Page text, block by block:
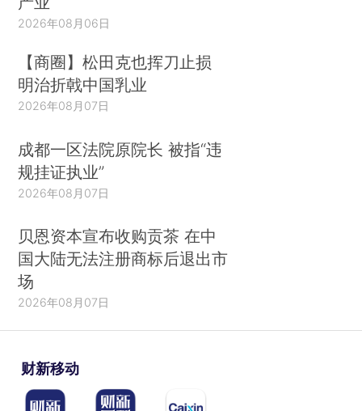
2026年08月06日
【商圈】松田克也挥刀止损
明治折戟中国乳业
2026年08月07日
成都一区法院原院长 被指“违
规挂证执业”
2026年08月07日
贝恩资本宣布收购贡茶 在中
国大陆无法注册商标后退出市
场
2026年08月07日
财新移动